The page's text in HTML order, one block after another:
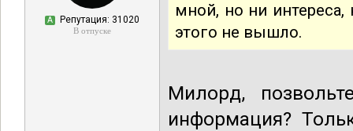
А Репутация: 31020
В отпуске
мной, но ни
этого не вышло.
Милорд,
информация?